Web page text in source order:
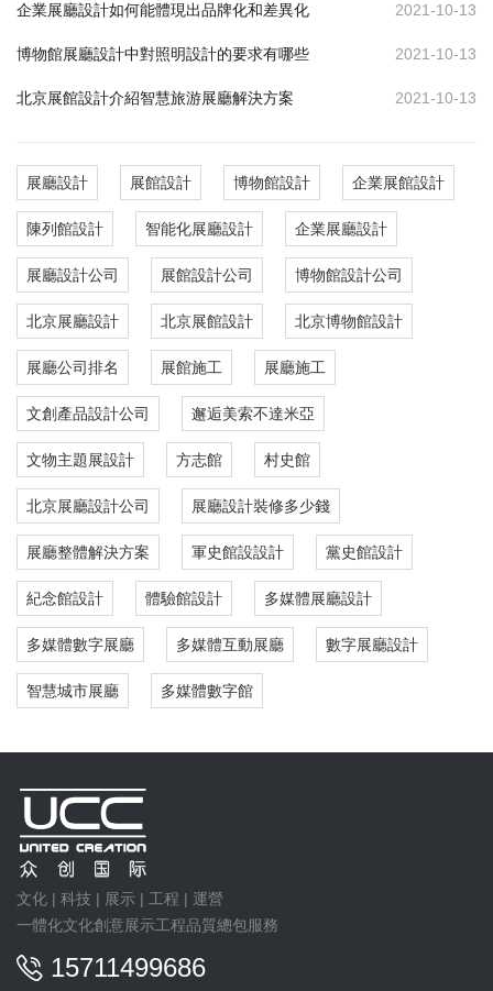
企業展廳設計如何能體現出品牌化和差異化 2021-10-13
博物館展廳設計中對照明設計的要求有哪些 2021-10-13
北京展館設計介紹智慧旅游展廳解決方案 2021-10-13
展廳設計 展館設計 博物館設計 企業展館設計
陳列館設計 智能化展廳設計 企業展廳設計
展廳設計公司 展館設計公司 博物館設計公司
北京展廳設計 北京展館設計 北京博物館設計
展廳公司排名 展館施工 展廳施工
文創產品設計公司 邂逅美索不達米亞
文物主題展設計 方志館 村史館
北京展廳設計公司 展廳設計裝修多少錢
展廳整體解決方案 軍史館設設計 黨史館設計
紀念館設計 體驗館設計 多媒體展廳設計
多媒體數字展廳 多媒體互動展廳 數字展廳設計
智慧城市展廳 多媒體數字館
文化 | 科技 | 展示 | 工程 | 運營
一體化文化創意展示工程品質總包服務
15711499686